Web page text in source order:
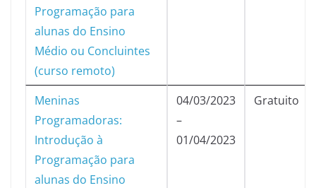
Programação para
alunas do Ensino
Médio ou Concluintes
(curso remoto)
Meninas
Programadoras:
Introdução à
Programação para
alunas do Ensino
04/03/2023
–
01/04/2023
Gratuito